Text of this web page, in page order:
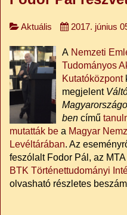
Aktuális 2017. június
A Nemzeti
Tudományos
Kutatóközpont
megjelent
ben című
mutatták be a Magyar
Levéltárában. Az
feszólalt Fodor Pál, az
BTK Történettudományi
olvasható részletes